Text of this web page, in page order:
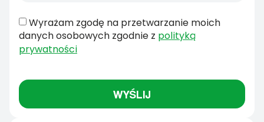
Wyrażam zgodę na przetwarzanie moich
danych osobowych zgodnie z polityką
prywatności
WYŚLIJ